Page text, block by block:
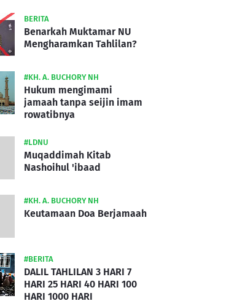
BERITA
Benarkah Muktamar NU
Mengharamkan Tahlilan?
#KH. A. BUCHORY NH
Hukum mengimami
jamaah tanpa seijin imam
rowatibnya
#LDNU
Muqaddimah Kitab
Nashoihul 'ibaad
#KH. A. BUCHORY NH
Keutamaan Doa Berjamaah
#BERITA
DALIL TAHLILAN 3 HARI 7
HARI 25 HARI 40 HARI 100
HARI 1000 HARI